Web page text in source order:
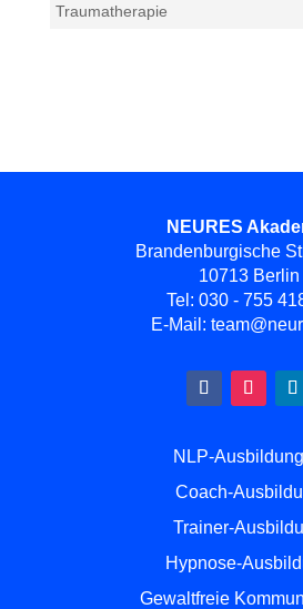
Traumatherapie
NEURES
Brandenburgische
10713 Berlin
Tel: 030 - 755
E-Mail:
NLP-
Coach-
Trainer-
Hypnose-
Gewaltfreie